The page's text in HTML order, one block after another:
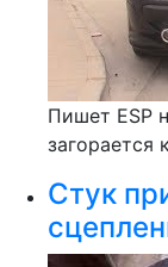
Пишет ESP
загорается
Стук